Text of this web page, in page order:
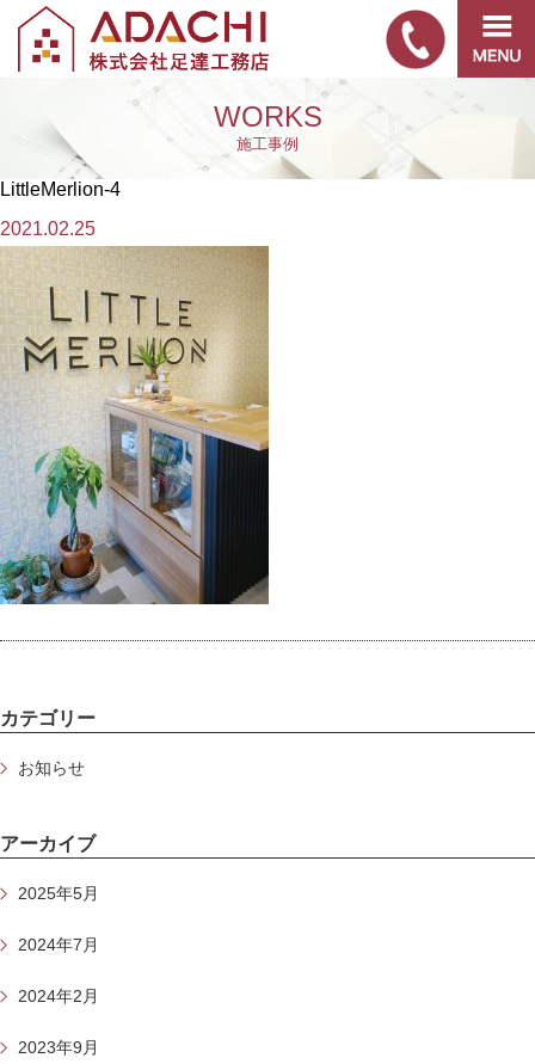
WORKS
施工事例
LittleMerlion-4
2021.02.25
カテゴリー
お知らせ
アーカイブ
2025年5月
2024年7月
2024年2月
2023年9月